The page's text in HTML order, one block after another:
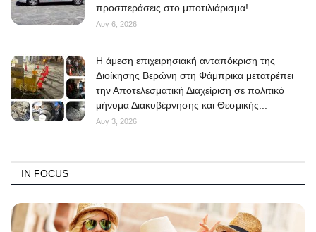
προσπεράσεις στο μποτιλιάρισμα!
Αυγ 6, 2026
Η άμεση επιχειρησιακή ανταπόκριση της
Διοίκησης Βερώνη στη Φάμπρικα μετατρέπει
την Αποτελεσματική Διαχείριση σε πολιτικό
μήνυμα Διακυβέρνησης και Θεσμικής...
Αυγ 3, 2026
IN FOCUS